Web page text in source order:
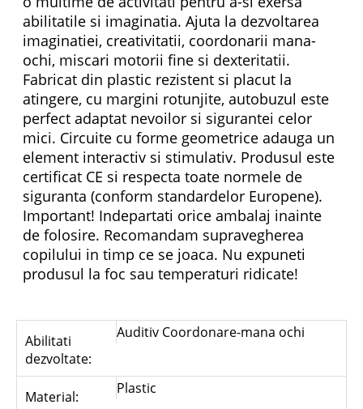
abilitatile si imaginatia. Ajuta la dezvoltarea
imaginatiei, creativitatii, coordonarii mana-
ochi, miscari motorii fine si dexteritatii.
Fabricat din plastic rezistent si placut la
atingere, cu margini rotunjite, autobuzul este
perfect adaptat nevoilor si sigurantei celor
mici. Circuite cu forme geometrice adauga un
element interactiv si stimulativ. Produsul este
certificat CE si respecta toate normele de
siguranta (conform standardelor Europene).
Important! Indepartati orice ambalaj inainte
de folosire. Recomandam supravegherea
copilului in timp ce se joaca. Nu expuneti
produsul la foc sau temperaturi ridicate!
Abilitati
dezvoltate:
Auditiv Coordonare-mana ochi
Material: Plastic